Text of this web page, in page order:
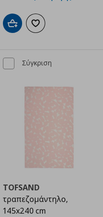
Προσθήκη στο καλάθι
Προσθήκη στα
Σύγκριση
TOFSAND
τραπεζομάντηλο,
145x240 cm